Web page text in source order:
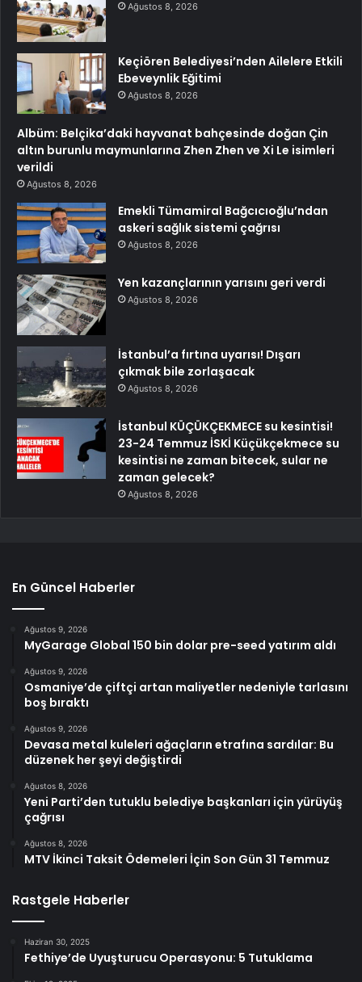
Ağustos 8, 2026
Keçiören Belediyesi’nden Ailelere Etkili
Ebeveynlik Eğitimi
Ağustos 8, 2026
Albüm: Belçika’daki hayvanat bahçesinde doğan Çin
altın burunlu maymunlarına Zhen Zhen ve Xi Le isimleri
verildi
Ağustos 8, 2026
Emekli Tümamiral Bağcıcıoğlu’ndan
askeri sağlık sistemi çağrısı
Ağustos 8, 2026
Yen kazançlarının yarısını geri verdi
Ağustos 8, 2026
İstanbul’a fırtına uyarısı! Dışarı
çıkmak bile zorlaşacak
Ağustos 8, 2026
İstanbul KÜÇÜKÇEKMECE su kesintisi!
23-24 Temmuz İSKİ Küçükçekmece su
kesintisi ne zaman bitecek, sular ne
zaman gelecek?
Ağustos 8, 2026
En Güncel Haberler
Ağustos 9, 2026
MyGarage Global 150 bin dolar pre-seed yatırım aldı
Ağustos 9, 2026
Osmaniye’de çiftçi artan maliyetler nedeniyle tarlasını
boş bıraktı
Ağustos 9, 2026
Devasa metal kuleleri ağaçların etrafına sardılar: Bu
düzenek her şeyi değiştirdi
Ağustos 8, 2026
Yeni Parti’den tutuklu belediye başkanları için yürüyüş
çağrısı
Ağustos 8, 2026
MTV İkinci Taksit Ödemeleri İçin Son Gün 31 Temmuz
Rastgele Haberler
Haziran 30, 2025
Fethiye’de Uyuşturucu Operasyonu: 5 Tutuklama